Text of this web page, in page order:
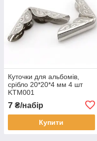
Куточки для альбомів,
срібло 20*20*4 мм 4 шт
KTM001
7 ₴/набір
Купити